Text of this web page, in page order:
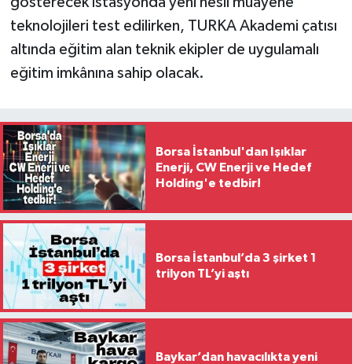
teknolojileri test edilirken, TURKA Akademi çatısı
altında eğitim alan teknik ekipler de uygulamalı
eğitim imkânına sahip olacak.
Borsa İstanbul'dan Işıklar
Enerji, CW Enerji ve Hedef
Holding'e tedbir!
Borsa İstanbul’da 3 şirket 1
trilyon TL’yi aştı
Baykar’dan havacılıkta yeni